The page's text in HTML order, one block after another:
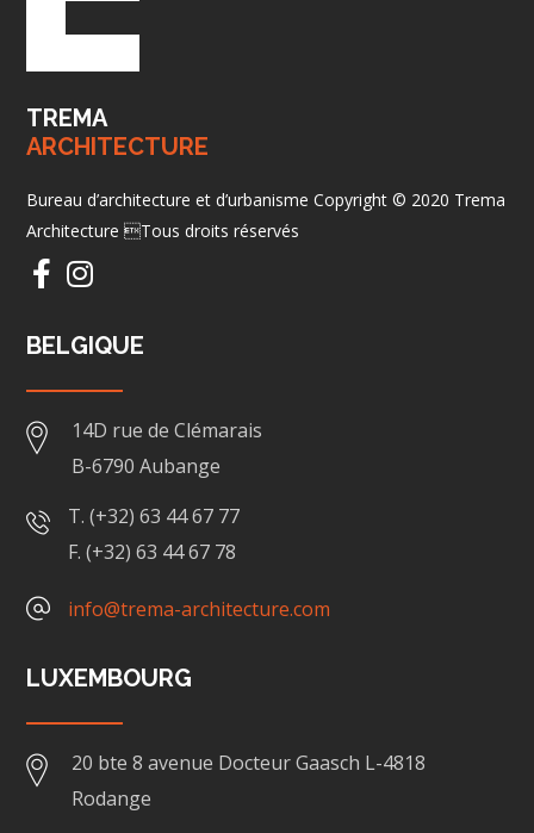
TREMA
ARCHITECTURE
Bureau d’architecture et d’urbanisme Copyright © 2020 Trema
Architecture Tous droits réservés
BELGIQUE
14D rue de Clémarais
B-6790 Aubange
T. (+32) 63 44 67 77
F. (+32) 63 44 67 78
info@trema-architecture.com
LUXEMBOURG
20 bte 8 avenue Docteur Gaasch L-4818
Rodange